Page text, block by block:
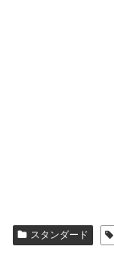
スタンダード